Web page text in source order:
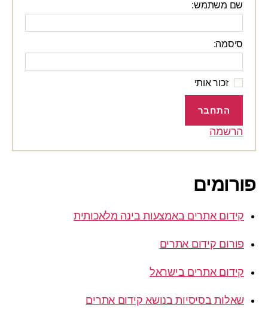
שם משתמש:
סיסמה:
זכור אותי
התחבר
הרשמה
פורומים
קידום אתרים באמצעות בינה מלאכותית
פורום קידום אתרים
קידום אתרים בישראל
שאלות בסיסיות בנושא קידום אתרים